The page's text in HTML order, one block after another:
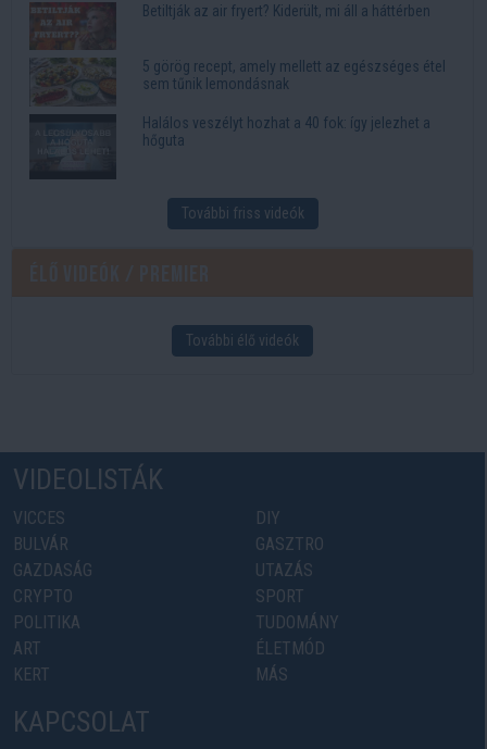
Betiltják az air fryert? Kiderült, mi áll a háttérben
5 görög recept, amely mellett az egészséges étel
sem tűnik lemondásnak
Halálos veszélyt hozhat a 40 fok: így jelezhet a
hőguta
További friss videók
További élő videók
VIDEOLISTÁK
VICCES
BULVÁR
GAZDASÁG
CRYPTO
POLITIKA
ART
KERT
DIY
GASZTRO
UTAZÁS
SPORT
TUDOMÁNY
ÉLETMÓD
MÁS
KAPCSOLAT